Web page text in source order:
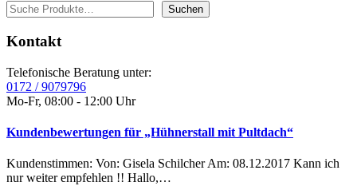
Suchen
Kontakt
Telefonische Beratung unter:
0172 / 9079796
Mo-Fr, 08:00 - 12:00 Uhr
Kundenbewertungen für „Hühnerstall mit Pultdach“
Kundenstimmen: Von: Gisela Schilcher Am: 08.12.2017 Kann ich
nur weiter empfehlen !! Hallo,…